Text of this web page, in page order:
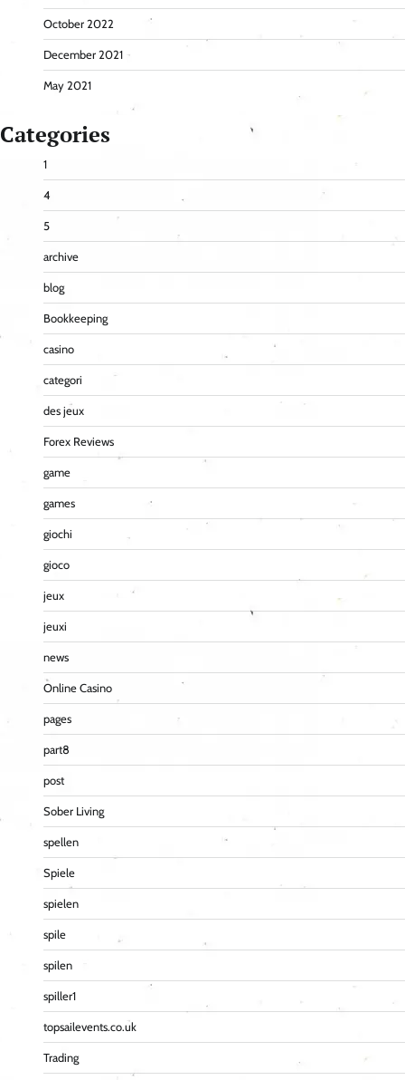
October 2022
December 2021
May 2021
Categories
1
4
5
archive
blog
Bookkeeping
casino
categori
des jeux
Forex Reviews
game
games
giochi
gioco
jeux
jeuxi
news
Online Casino
pages
part8
post
Sober Living
spellen
Spiele
spielen
spile
spilen
spiller1
topsailevents.co.uk
Trading